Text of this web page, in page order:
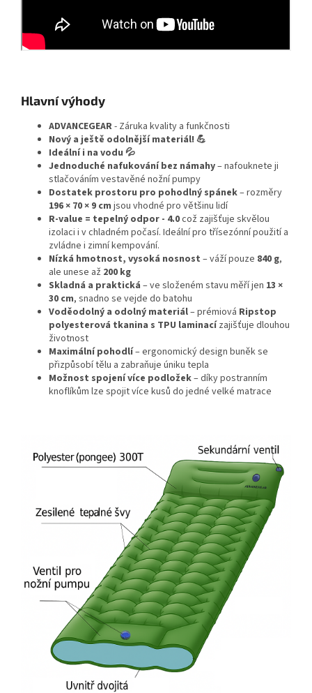
Hlavní výhody
ADVANCEGEAR- Záruka kvality a funkčnosti
Nový a ještě odolnější materiál! 💪
Ideální i na vodu 💦
Jednoduché nafukování bez námahy– nafouknete ji
stlačováním vestavěné nožní pumpy
Dostatek prostoru pro pohodlný spánek– rozměry
196 × 70 × 9 cm jsou vhodné pro většinu lidí
R-value = tepelný odpor - 4.0což zajišťuje skvělou
izolaci i v chladném počasí. Ideální pro třísezónní použití a
zvládne i zimní kempování.
Nízká hmotnost, vysoká nosnost – váží pouze 840 g,
ale unese až 200 kg
Skladná a praktická – ve složeném stavu měří jen 13 ×
30 cm, snadno se vejde do batohu
Voděodolný a odolný materiál– prémiová Ripstop
polyesterová tkanina s TPU laminacízajišťuje dlouhou
životnost
Maximální pohodlí– ergonomický design buněk se
přizpůsobí tělu a zabraňuje úniku tepla
Možnost spojení více podložek– díky postranním
knoflíkům lze spojit více kusů do jedné velké matrace